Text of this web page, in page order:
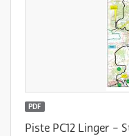
PDF
Piste PC12 Linger –